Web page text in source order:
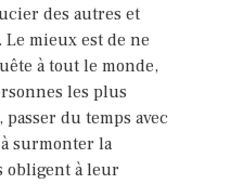
des autres et
mieux est de ne
à tout le monde,
les plus
du temps avec
surmonter la
obligent à leur